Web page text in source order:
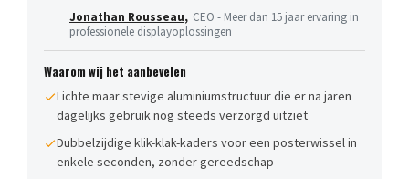
Jonathan Rousseau, CEO - Meer dan 15 jaar ervaring in
professionele displayoplossingen
Waarom wij het aanbevelen
Lichte maar stevige aluminiumstructuur die er na jaren
dagelijks gebruik nog steeds verzorgd uitziet
Dubbelzijdige klik-klak-kaders voor een posterwissel in
enkele seconden, zonder gereedschap